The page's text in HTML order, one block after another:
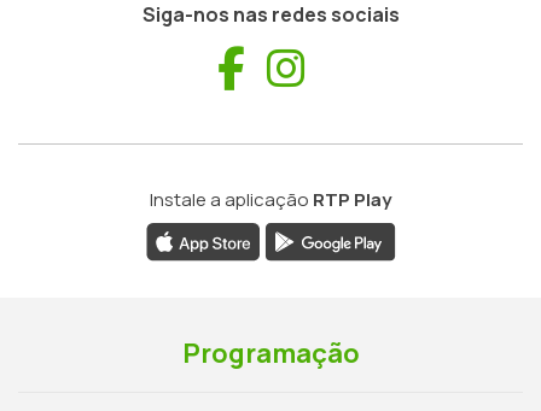
Siga-nos nas redes sociais
Facebook
Instale a aplicação RTP Play
Programação